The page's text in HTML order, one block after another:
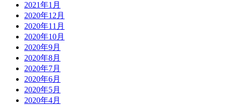
2021年1月
2020年12月
2020年11月
2020年10月
2020年9月
2020年8月
2020年7月
2020年6月
2020年5月
2020年4月